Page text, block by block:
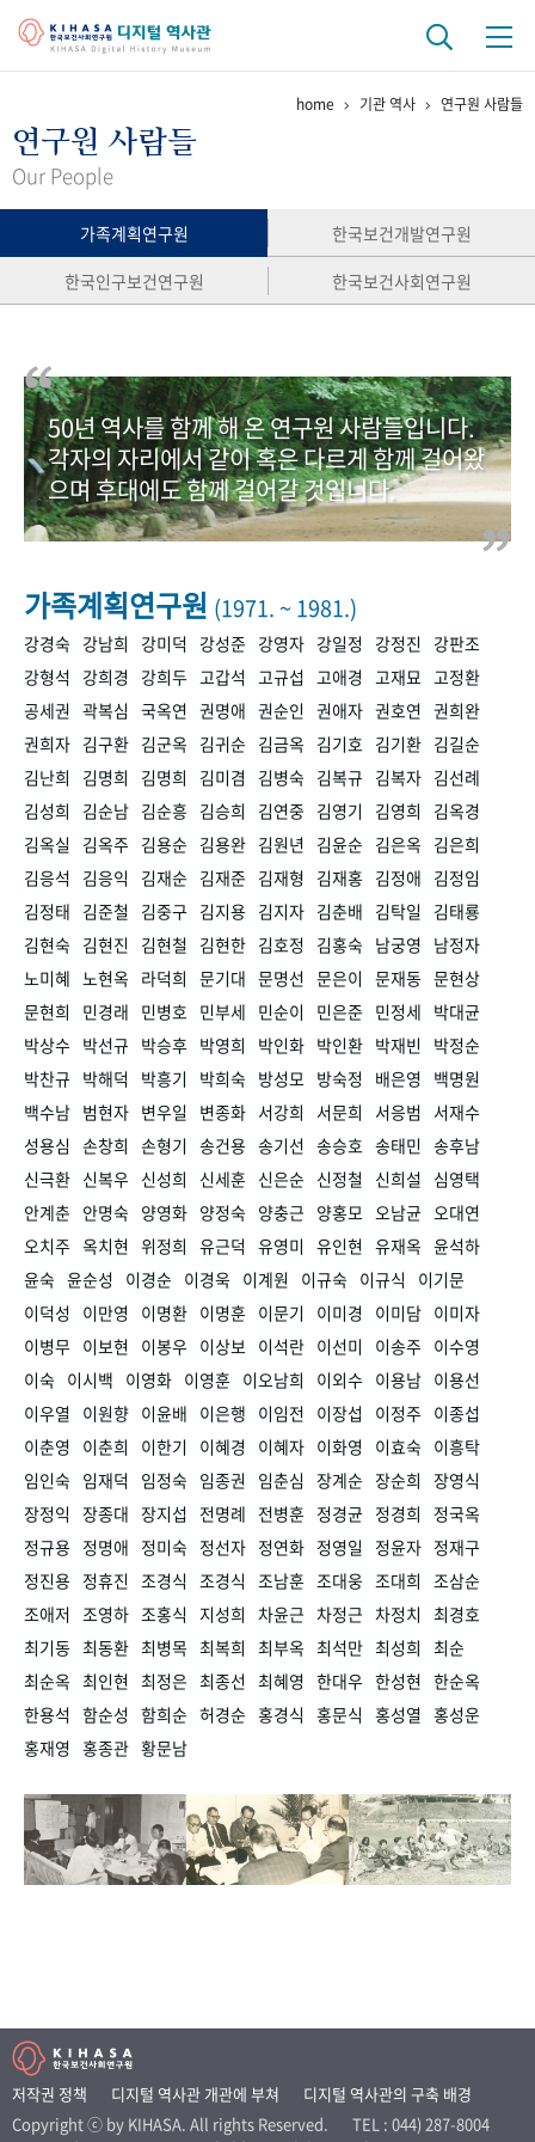
걸어온 길 기관 변천사
연구 역사
정책과 연구 키워드로 보는 연구 역사
연구자들
간행물 변천사
기록물 아카이브
사진 아카이브 문서 기록물 행정박물 영상 기록물
50+1주년 기념
+1
VR 역사관
home 기관 역사 연구원 사람들
연구원 사람들
Our People
가족계획연구원
한국보건개발연구원
한국인구보건연구원
한국보건사회연구원
50년 역사를 함께 해 온 연구원 사람들입니다.
각자의 자리에서 같이 혹은 다르게 함께 걸어왔
으며 후대에도 함께 걸어갈 것입니다.
가족계획연구원 (1971. ~ 1981.)
강경숙 강남희 강미덕 강성준 강영자 강일정 강정진
강판조
강형석
강희경 강희두 고갑석 고규섭 고애경 고재묘 고정환
공세권 곽복심 국옥연 권명애 권순인 권애자 권호연 권희완
권희자 김구환 김군옥 김귀순 김금옥 김기호 김기환 김길순
김난희
김명희 김명희 김미겸 김병숙 김복규 김복자 김선례
김성희
김순남 김순흥 김승희 김연중 김영기 김영희
김옥경
김옥실
김옥주 김용순 김용완 김원년 김윤순 김은옥 김은희
김응석
김응익 김재순 김재준 김재형 김재홍 김정애 김정임
김정태 김준철 김중구 김지용 김지자 김춘배 김탁일
김태룡
김현숙 김현진 김현철 김현한 김호정 김홍숙 남궁영
남정자
노미혜 노현옥 라덕희 문기대 문명선 문은이 문재동 문현상
문현희
민경래 민병호 민부세 민순이 민은준 민정세 박대균
박상수 박선규 박승후 박영희 박인화 박인환 박재빈
박정순
박찬규 박해덕 박흥기 박희숙 방성모 방숙정 배은영
백명원
백수남 범현자 변우일 변종화 서강희 서문희 서응범
서재수
성용심 손창희 손형기 송건용 송기선 송승호 송태민 송후남
신극환 신복우 신성희 신세훈 신은순 신정철 신희설
심영택
안계춘 안명숙 양영화 양정숙 양충근 양홍모 오남균 오대연
오치주 옥치현 위정희 유근덕 유영미 유인현 유재옥 윤석하
윤숙 윤순성 이경순 이경욱 이계원 이규숙 이규식
이기문
이덕성
이만영 이명환 이명훈 이문기 이미경 이미담 이미자
이병무 이보현 이봉우 이상보 이석란 이선미 이송주 이수영
이숙 이시백 이영화 이영훈 이오남희 이외수 이용남 이용선
이우열
이원향 이윤배 이은행 이임전 이장섭 이정주 이종섭
이춘영
이춘희 이한기 이혜경 이혜자 이화영 이효숙 이흥탁
임인숙 임재덕 임정숙 임종권 임춘심 장계순 장순희 장영식
장정익 장종대 장지섭 전명례 전병훈 정경균 정경희
정국옥
정규용 정명애 정미숙 정선자 정연화 정영일 정윤자 정재구
정진용 정휴진 조경식 조경식 조남훈 조대웅 조대희 조삼순
조애저 조영하 조홍식 지성희 차윤근 차정근 차정치 최경호
최기동 최동환 최병목 최복희 최부옥 최석만 최성희 최순
최순옥 최인현 최정은 최종선 최혜영 한대우 한성현 한순옥
한용석 함순성 함희순 허경순 홍경식 홍문식 홍성열 홍성운
홍재영 홍종관 황문남
저작권 정책 디지털 역사관 개관에 부쳐
디지털 역사관의 구축 배경
Copyright ⓒ by KIHASA. All rights Reserved.
TEL : 044) 287-8004